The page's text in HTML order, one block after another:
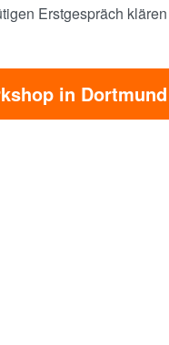
Erstgespräch
in